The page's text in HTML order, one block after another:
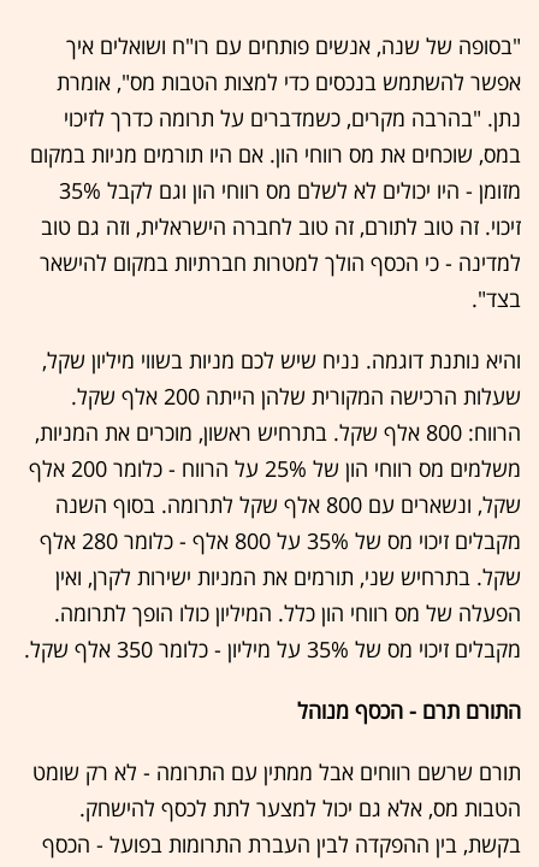
"בסופה של שנה, אנשים פותחים עם רו"ח ושואלים איך
אפשר להשתמש בנכסים כדי למצות הטבות מס", אומרת
נתן. "בהרבה מקרים, כשמדברים על תרומה כדרך לזיכוי
במס, שוכחים את מס רווחי הון. אם היו תורמים מניות במקום
מזומן - היו יכולים לא לשלם מס רווחי הון וגם לקבל 35%
זיכוי. זה טוב לתורם, זה טוב לחברה הישראלית, וזה גם טוב
למדינה - כי הכסף הולך למטרות חברתיות במקום להישאר
בצד".
והיא נותנת דוגמה. נניח שיש לכם מניות בשווי מיליון שקל,
שעלות הרכישה המקורית שלהן הייתה 200 אלף שקל.
הרווח: 800 אלף שקל. בתרחיש ראשון, מוכרים את המניות,
משלמים מס רווחי הון של 25% על הרווח - כלומר 200 אלף
שקל, ונשארים עם 800 אלף שקל לתרומה. בסוף השנה
מקבלים זיכוי מס של 35% על 800 אלף - כלומר 280 אלף
שקל. בתרחיש שני, תורמים את המניות ישירות לקרן, ואין
הפעלה של מס רווחי הון כלל. המיליון כולו הופך לתרומה.
מקבלים זיכוי מס של 35% על מיליון - כלומר 350 אלף שקל.
התורם תרם - הכסף מנוהל
תורם שרשם רווחים אבל ממתין עם התרומה - לא רק שומט
הטבות מס, אלא גם יכול למצער לתת לכסף להישחק.
בקשת, בין ההפקדה לבין העברת התרומות בפועל - הכסף